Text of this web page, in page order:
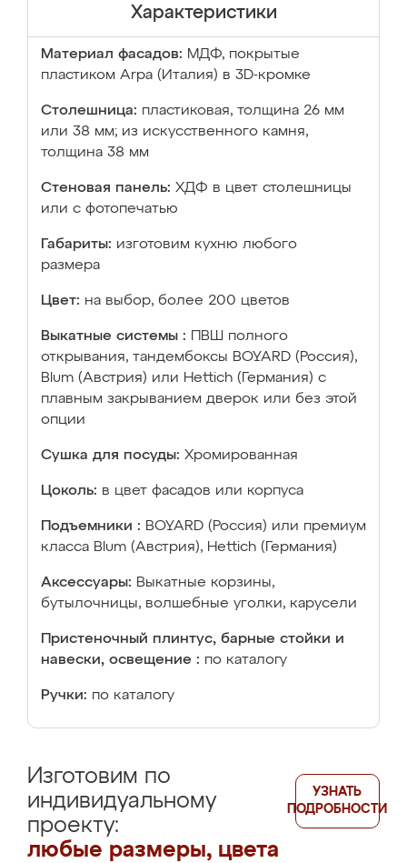
Характеристики
Материал фасадов: МДФ, покрытые
пластиком Arpa (Италия) в 3D-кромке
Столешница: пластиковая, толщина 26 мм
или 38 мм; из искусственного камня,
толщина 38 мм
Стеновая панель: ХДФ в цвет столешницы
или с фотопечатью
Габариты: изготовим кухню любого
размера
Цвет: на выбор, более 200 цветов
Выкатные системы :
ПВШ полного
открывания, тандембоксы BOYARD (Россия),
Blum (Австрия) или Hettich (Германия) с
плавным закрыванием дверок или без этой
опции
Сушка для посуды: Хромированная
Цоколь: в цвет фасадов или корпуса
Подъемники : BOYARD (Россия) или премиум
класса Blum (Австрия), Hettich (Германия)
Аксессуары: Выкатные корзины,
бутылочницы, волшебные уголки, карусели
Пристеночный плинтус, барные стойки и
навески, освещение : по каталогу
Ручки: по каталогу
Изготовим по
индивидуальному
проекту:
любые размеры, цвета
УЗНАТЬ
ПОДРОБНОСТИ